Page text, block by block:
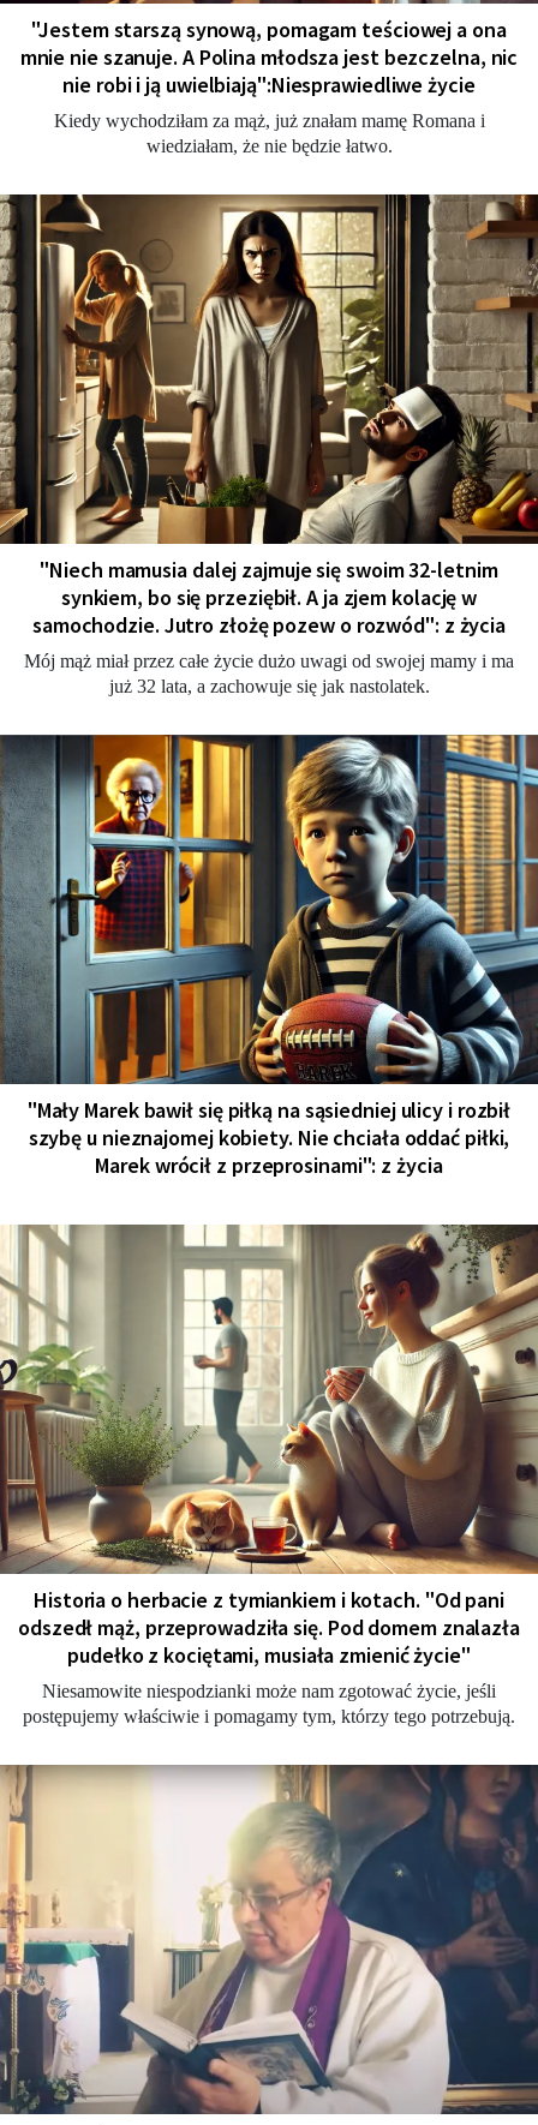
"Jestem starszą synową, pomagam teściowej a ona
mnie nie szanuje. A Polina młodsza jest bezczelna, nic
nie robi i ją uwielbiają":Niesprawiedliwe życie
Kiedy wychodziłam za mąż, już znałam mamę Romana i
wiedziałam, że nie będzie łatwo.
"Niech mamusia dalej zajmuje się swoim 32-letnim
synkiem, bo się przeziębił. A ja zjem kolację w
samochodzie. Jutro złożę pozew o rozwód": z życia
Mój mąż miał przez całe życie dużo uwagi od swojej mamy i ma
już 32 lata, a zachowuje się jak nastolatek.
"Mały Marek bawił się piłką na sąsiedniej ulicy i rozbił
szybę u nieznajomej kobiety. Nie chciała oddać piłki,
Marek wrócił z przeprosinami": z życia
Historia o herbacie z tymiankiem i kotach. "Od pani
odszedł mąż, przeprowadziła się. Pod domem znalazła
pudełko z kociętami, musiała zmienić życie"
Niesamowite niespodzianki może nam zgotować życie, jeśli
postępujemy właściwie i pomagamy tym, którzy tego potrzebują.